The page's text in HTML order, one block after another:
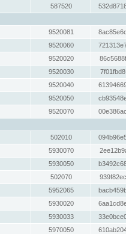
587520
9520081
9520060
9520020
9520030
9520040
9520050
9520070
502010
5930070
5930050
502070
5952065
5930020
5930033
5970050